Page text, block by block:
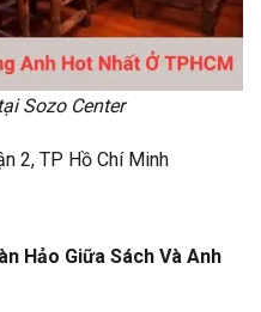
Sozo Center
2, TP Hồ Chí Minh
Hảo Giữa Sách Và Anh